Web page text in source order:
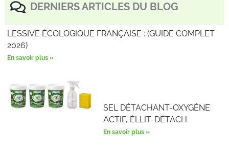
DERNIERS ARTICLES DU BLOG
LESSIVE ÉCOLOGIQUE FRANÇAISE : (GUIDE COMPLET
2026)
En savoir plus »
SEL DÉTACHANT-OXYGÈNE
ACTIF, ÉLLIT-DÉTACH
En savoir plus »